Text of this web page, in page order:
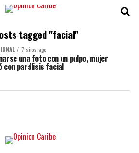
tagged "facial"
7 años ago
una foto con un pulpo, mujer
con parálisis facial